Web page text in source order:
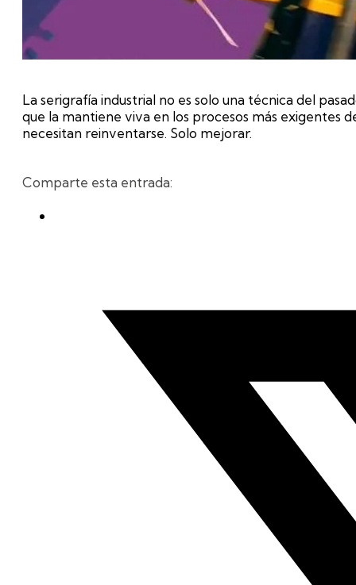
La serigrafía industrial no es solo una técnica del
que la mantiene viva en los procesos más exigentes
necesitan reinventarse. Solo mejorar.
Comparte esta entrada: